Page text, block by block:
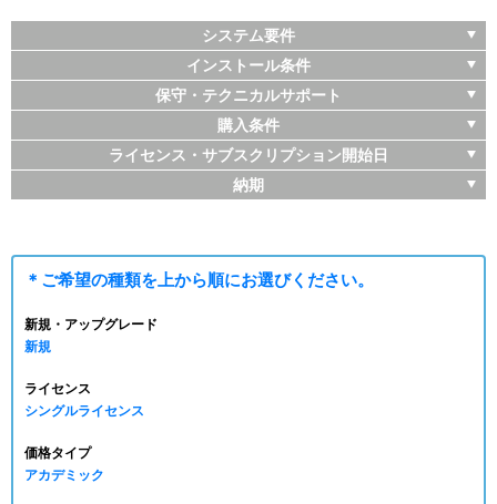
システム要件
インストール条件
保守・テクニカルサポート
購入条件
ライセンス・サブスクリプション開始日
納期
＊ご希望の種類を 上から順にお選びください。
新規・アップグレード
新規
ライセンス
シングルライセンス
価格タイプ
アカデミック